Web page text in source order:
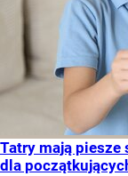
Tatry mają piesze
dla